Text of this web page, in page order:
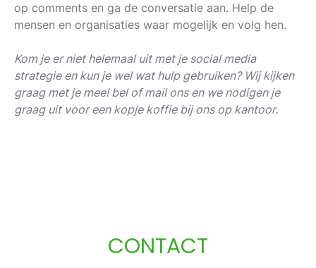
op comments en ga de conversatie aan. Help de
mensen en organisaties waar mogelijk en volg hen.
Kom je er niet helemaal uit met je social media
strategie en kun je wel wat hulp gebruiken? Wij kijken
graag met je mee! bel of mail ons en we nodigen je
graag uit voor een kopje koffie bij ons op kantoor.
CONTACT